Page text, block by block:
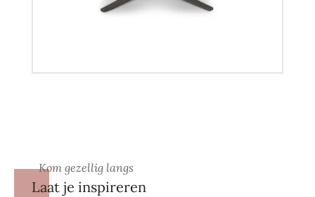
Kom gezellig langs
Laat je inspireren